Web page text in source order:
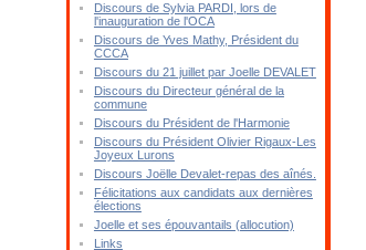
Discours de Sylvia PARDI, lors de
l'inauguration de l'OCA
Discours de Yves Mathy, Président du
CCCA
Discours du 21 juillet par Joelle DEVALET
Discours du Directeur général de la
commune
Discours du Président de l'Harmonie
Discours du Président Olivier Rigaux-Les
Joyeux Lurons
Discours Joëlle Devalet-repas des aînés.
Félicitations aux candidats aux dernières
élections
Joelle et ses épouvantails (allocution)
Links